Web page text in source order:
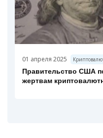
01 апреля 2025
Правительство США
жертвам